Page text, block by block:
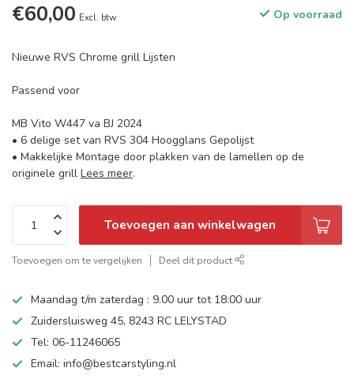
€60,00 Excl. btw Op voorraad
Nieuwe RVS Chrome grill Lijsten
Passend voor
MB Vito W447 va BJ 2024
• 6 delige set van RVS 304 Hoogglans Gepolijst
• Makkelijke Montage door plakken van de lamellen op de
originele grill Lees meer.
Toevoegen aan winkelwagen
Toevoegen om te vergelijken Deel dit product
Maandag t/m zaterdag : 9.00 uur tot 18:00 uur
Zuidersluisweg 45, 8243 RC LELYSTAD
Tel: 06-11246065
Email: info@bestcarstyling.nl